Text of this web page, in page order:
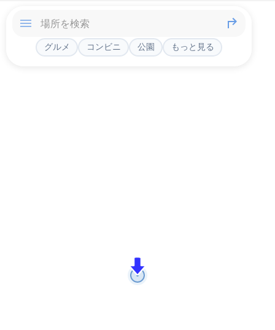
グルメ コンビニ 公園 もっと見る